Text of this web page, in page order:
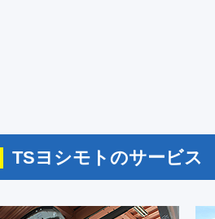
TSヨシモトのサービス